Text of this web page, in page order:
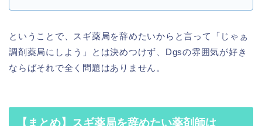
ということで、スギ薬局を辞めたいからと言って「じゃぁ
調剤薬局にしよう」とは決めつけず、Dgsの雰囲気が好き
ならばそれで全く問題はありません。
【まとめ】スギ薬局を辞めたい薬剤師は